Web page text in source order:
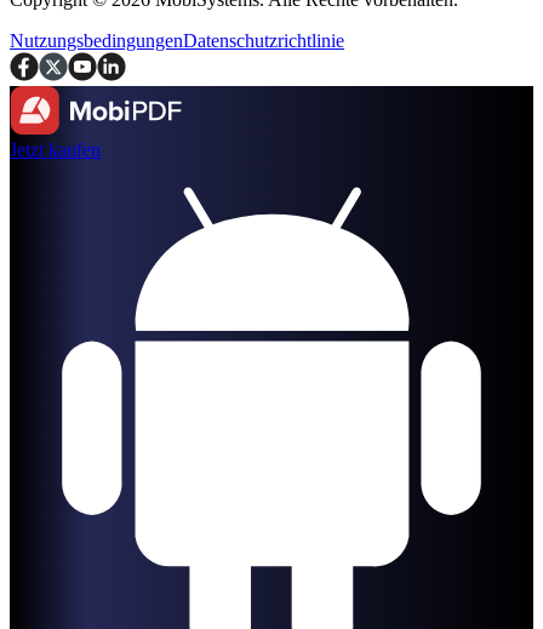
NutzungsbedingungenDatenschutzrichtlinie
Jetzt kaufen